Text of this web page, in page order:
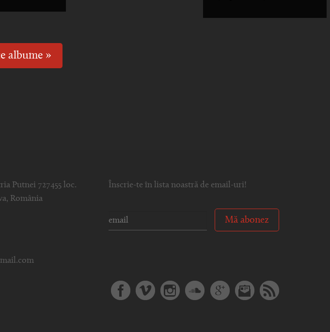
albume »
Putnei 727455 loc.
România
Înscrie-te în lista noastră de email-uri!
Mă abonez